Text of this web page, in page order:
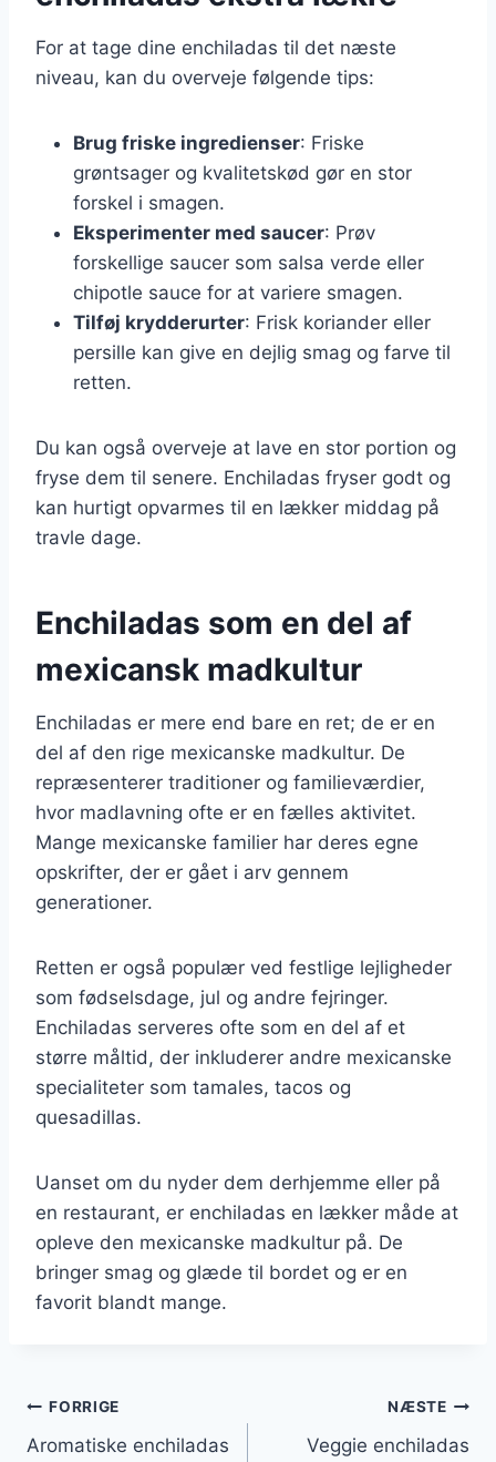
For at tage dine enchiladas til det næste
niveau, kan du overveje følgende tips:
Brug friske ingredienser: Friske
grøntsager og kvalitetskød gør en stor
forskel i smagen.
Eksperimenter med saucer: Prøv
forskellige saucer som salsa verde eller
chipotle sauce for at variere smagen.
Tilføj krydderurter: Frisk koriander eller
persille kan give en dejlig smag og farve til
retten.
Du kan også overveje at lave en stor portion og
fryse dem til senere. Enchiladas fryser godt og
kan hurtigt opvarmes til en lækker middag på
travle dage.
Enchiladas som en del af
mexicansk madkultur
Enchiladas er mere end bare en ret; de er en
del af den rige mexicanske madkultur. De
repræsenterer traditioner og familieværdier,
hvor madlavning ofte er en fælles aktivitet.
Mange mexicanske familier har deres egne
opskrifter, der er gået i arv gennem
generationer.
Retten er også populær ved festlige lejligheder
som fødselsdage, jul og andre fejringer.
Enchiladas serveres ofte som en del af et
større måltid, der inkluderer andre mexicanske
specialiteter som tamales, tacos og
quesadillas.
Uanset om du nyder dem derhjemme eller på
en restaurant, er enchiladas en lækker måde at
opleve den mexicanske madkultur på. De
bringer smag og glæde til bordet og er en
favorit blandt mange.
Indlægsnavigation
FORRIGE
Aromatiske enchiladas
NÆSTE
Veggie enchiladas